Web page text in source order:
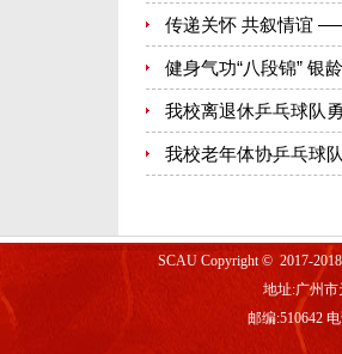
传递关怀 共叙情谊
健身气功“八段锦” 银
我校离退休乒乓球队
我校老年体协乒乓球
SCAU Copyright © 2017-
地址:广州市
邮编:510642